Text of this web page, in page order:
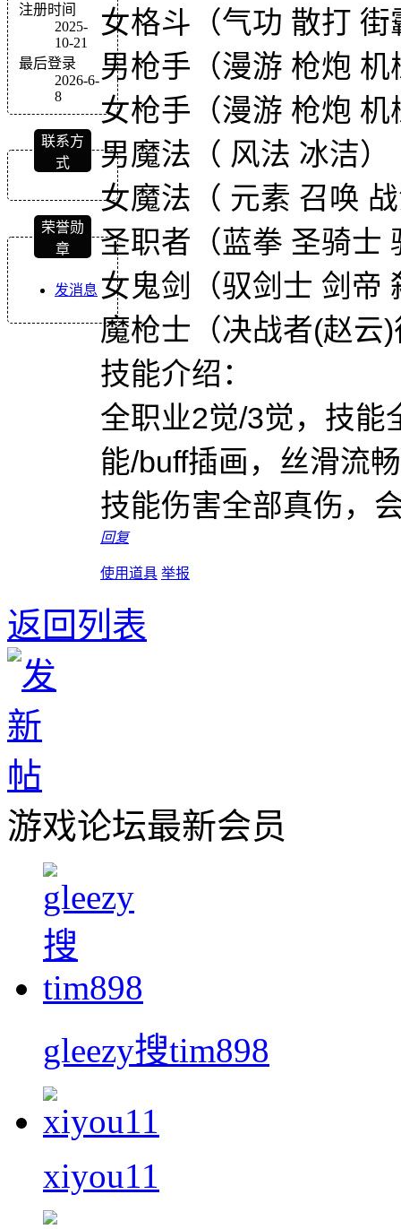
注册时间
2025-
10-21
最后登录
2026-6-
8
联系方
式
荣誉勋
章
发消息
女格斗（气功 散打 街
男枪手（漫游 枪炮 机
女枪手（漫游 枪炮 机
男魔法（ 风法 冰洁）
女魔法（ 元素 召唤
圣职者（蓝拳 圣骑士
女鬼剑（驭剑士 剑帝
魔枪士（决战者(赵云
技能介绍：
全职业2觉/3觉，技能
能/buff插画，丝滑流
技能伤害全部真伤，
回复
使用道具 举报
返回列表
游戏论坛最新会员
gleezy搜tim898
xiyou11